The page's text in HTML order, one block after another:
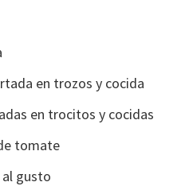
en trozos y cocida
en trocitos y cocidas
tomate
gusto